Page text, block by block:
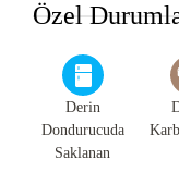
Özel
Derin
Dondurucuda
Saklanan